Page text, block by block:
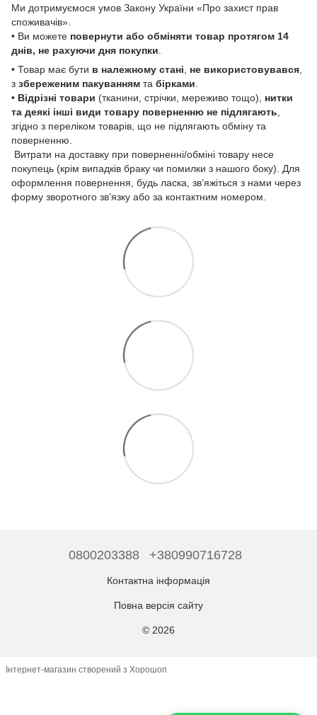
Ми дотримуємося умов Закону України «Про захист прав
споживачів».
• Ви можете повернути або обміняти товар протягом 14
днів, не рахуючи дня покупки
• Товар має бути в належному стані не використовувався
з збереженим пакуванням та бірками
• Відрізні товари (тканини, стрічки, мереживо тощо), нитки
та деякі інші види товару поверненню не підлягають
згідно з переліком товарів, що не підлягають обміну та
поверненню.
Витрати на доставку при поверненні/обміні товару несе
покупець (крім випадків браку чи помилки з нашого боку). Для
оформлення повернення, будь ласка, зв’яжіться з нами через
форму зворотного зв’язку або за контактним номером.
0800203388 +380990716728
Контактна інформація
Повна версія сайту
© 2026
Інтернет-магазин створений з Хорошоп